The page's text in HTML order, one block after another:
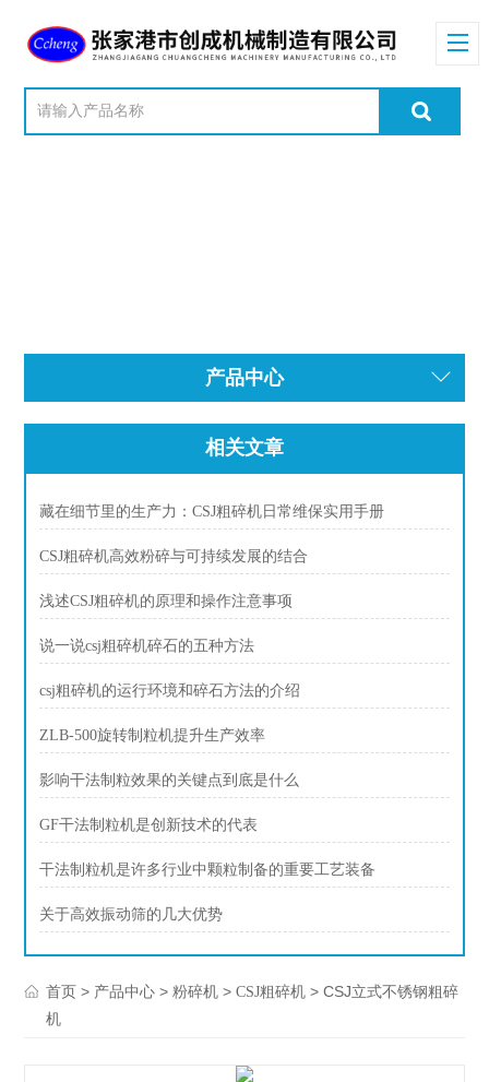
产品中心
相关文章
藏在细节里的生产力：CSJ粗碎机日常维保实用手册
CSJ粗碎机高效粉碎与可持续发展的结合
浅述CSJ粗碎机的原理和操作注意事项
说一说csj粗碎机碎石的五种方法
csj粗碎机的运行环境和碎石方法的介绍
ZLB-500旋转制粒机提升生产效率
影响干法制粒效果的关键点到底是什么
GF干法制粒机是创新技术的代表
干法制粒机是许多行业中颗粒制备的重要工艺装备
关于高效振动筛的几大优势
首页 > 产品中心 >粉碎机 >CSJ粗碎机 > CSJ立式不锈钢粗碎
机